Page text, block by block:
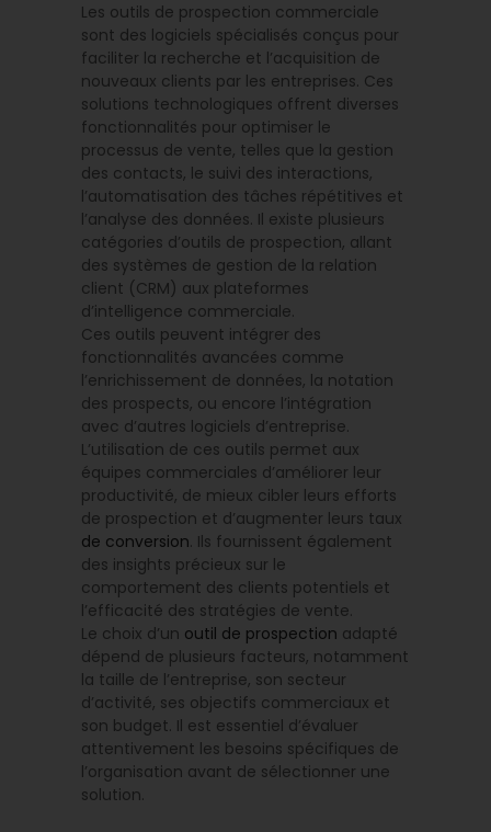
Les outils de prospection commerciale
sont des logiciels spécialisés conçus pour
faciliter la recherche et l’acquisition de
nouveaux clients par les entreprises. Ces
solutions technologiques offrent diverses
fonctionnalités pour optimiser le
processus de vente, telles que la gestion
des contacts, le suivi des interactions,
l’automatisation des tâches répétitives et
l’analyse des données. Il existe plusieurs
catégories d’outils de prospection, allant
des systèmes de gestion de la relation
client (CRM) aux plateformes
d’intelligence commerciale.
Ces outils peuvent intégrer des
fonctionnalités avancées comme
l’enrichissement de données, la notation
des prospects, ou encore l’intégration
avec d’autres logiciels d’entreprise.
L’utilisation de ces outils permet aux
équipes commerciales d’améliorer leur
productivité, de mieux cibler leurs efforts
de prospection et d’augmenter leurs taux
de conversion. Ils fournissent également
des insights précieux sur le
comportement des clients potentiels et
l’efficacité des stratégies de vente.
Le choix d’un outil de prospection adapté
dépend de plusieurs facteurs, notamment
la taille de l’entreprise, son secteur
d’activité, ses objectifs commerciaux et
son budget. Il est essentiel d’évaluer
attentivement les besoins spécifiques de
l’organisation avant de sélectionner une
solution.